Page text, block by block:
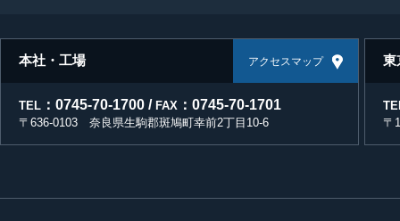
本社・工場 アクセスマップ
TEL ：0745-70-1700 / FAX ：0745-70-1701
〒636-0103 奈良県生駒郡斑鳩町幸前2丁目10-6
東
〒